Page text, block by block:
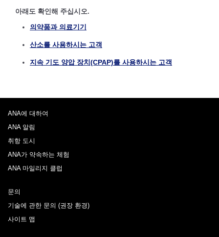
아래도 확인해 주십시오.
의약품과 의료기기
산소를 사용하시는 고객
지속 기도 양압 장치(CPAP)를 사용하시는 고객
ANA에 대하여
ANA 알림
취항 도시
ANA가 약속하는 체험
ANA 마일리지 클럽
문의
기술에 관한 문의 (권장 환경)
사이트 맵